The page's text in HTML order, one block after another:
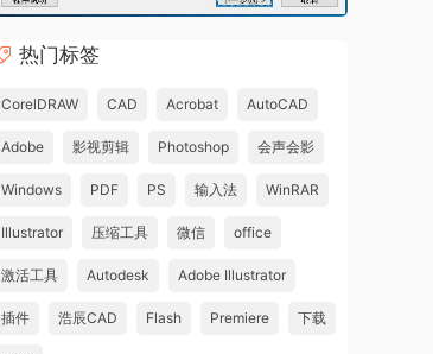
热门标签
CorelDRAW CAD Acrobat AutoCAD
Adobe 影视剪辑 Photoshop 会声会影
Windows PDF PS 输入法 WinRAR
Illustrator 压缩工具 微信 office
激活工具 Autodesk Adobe Illustrator
插件 浩辰CAD Flash Premiere 下载